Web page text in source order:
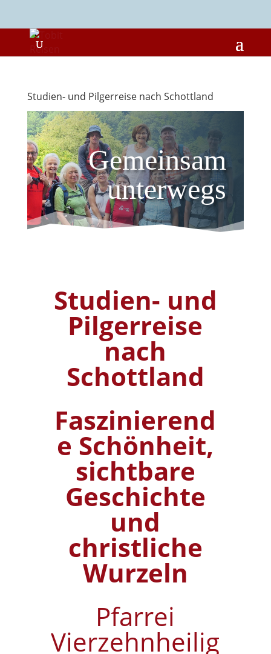
Studien- und Pilgerreise nach Schottland
Gemeinsam
unterwegs
Studien- und
Pilgerreise
nach
Schottland
Faszinierend
e Schönheit,
sichtbare
Geschichte
und
christliche
Wurzeln
Pfarrei
Vierzehnheilig